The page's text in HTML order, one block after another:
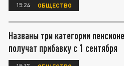
15:24 ОБЩЕСТВО
Названы три категории
получат прибавку с 1 сентября